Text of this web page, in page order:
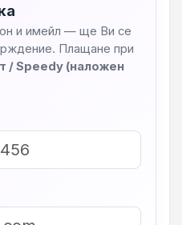
и имейл — ще Ви се
Плащане при
/ Speedy (наложен